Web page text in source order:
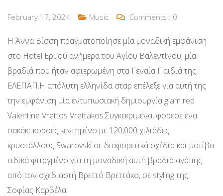
February 17, 2024 Music Comments : 0
Η Άννα Βίσση πραγματοποίησε μία μοναδική εμφάνιση
στο Hotel Ερμού ανήμερα του Αγίου Βαλεντίνου, μία
βραδιά που ήταν αφιερωμένη στα Γεναία Παιδιά της
ΕΛΕΠΑΠ.Η απόλυτη ελληνίδα σταρ επέλεξε για αυτή της
την εμφάνιση μία εντυπωσιακή δημιουργία glam red
Valentine Vrettos Vrettakos.Συγκεκριμένα, φόρεσε ένα
σακάκι κορσές κεντημένο με 120,000 χιλιάδες
κρυστάλλους Swarovski σε διαφορετικά σχέδια και μοτίβα
ειδικά φτιαγμένο για τη μοναδική αυτή βραδιά αγάπης
από τον σχεδιαστή Βρεττό Βρεττάκο, σε styling της
Σοφίας Καρβέλα.